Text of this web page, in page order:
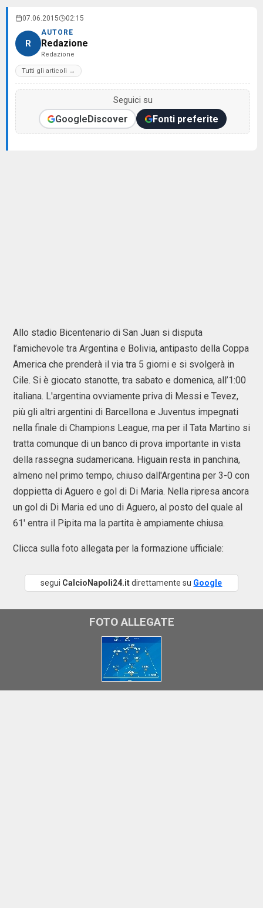
07.06.2015 02:15
R
AUTORE
Redazione
Redazione
Tutti gli articoli →
Seguici su
GoogleDiscover Fonti preferite
Allo stadio Bicentenario di San Juan si disputa
l’amichevole tra Argentina e Bolivia, antipasto della Coppa
America che prenderà il via tra 5 giorni e si svolgerà in
Cile. Si è giocato stanotte, tra sabato e domenica, all’1:00
italiana. L'argentina ovviamente priva di Messi e Tevez,
più gli altri argentini di Barcellona e Juventus impegnati
nella finale di Champions League, ma per il Tata Martino si
tratta comunque di un banco di prova importante in vista
della rassegna sudamericana. Higuain resta in panchina,
almeno nel primo tempo, chiuso dall'Argentina per 3-0 con
doppietta di Aguero e gol di Di Maria. Nella ripresa ancora
un gol di Di Maria ed uno di Aguero, al posto del quale al
61' entra il Pipita ma la partita è ampiamente chiusa.
Clicca sulla foto allegata per la formazione ufficiale:
segui CalcioNapoli24.itdirettamente su Google
FOTO ALLEGATE